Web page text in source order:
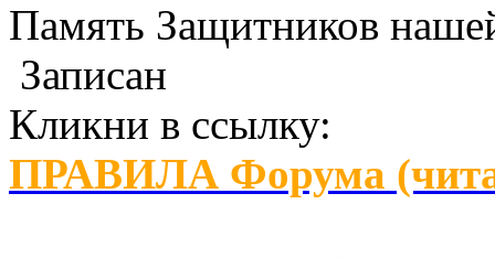
Память Защитников
Записан
Кликни в ссылку:
ПРАВИЛА Форума